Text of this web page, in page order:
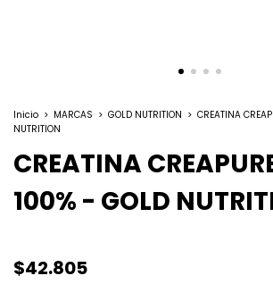
Inicio > MARCAS > GOLD NUTRITION > CREATINA
NUTRITION
CREATINA
100% - GOLD
$42.805